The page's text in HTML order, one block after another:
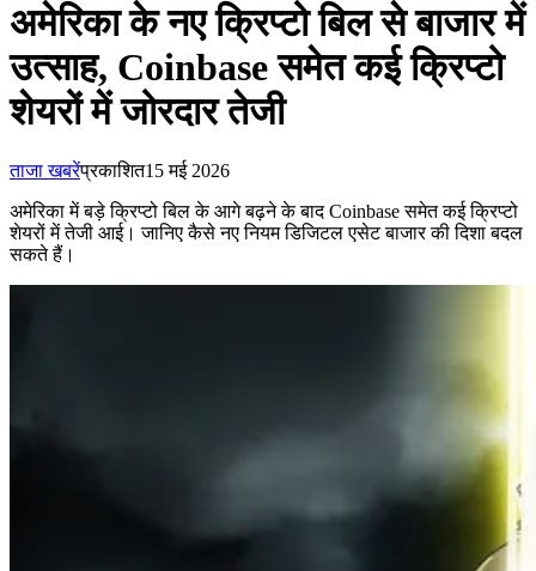
अमेरिका के नए क्रिप्टो बिल से बाजार में
उत्साह, Coinbase समेत कई क्रिप्टो
शेयरों में जोरदार तेजी
ताजा खबरेंप्रकाशित15 मई 2026
अमेरिका में बड़े क्रिप्टो बिल के आगे बढ़ने के बाद Coinbase समेत कई क्रिप्टो
शेयरों में तेजी आई। जानिए कैसे नए नियम डिजिटल एसेट बाजार की दिशा बदल
सकते हैं।